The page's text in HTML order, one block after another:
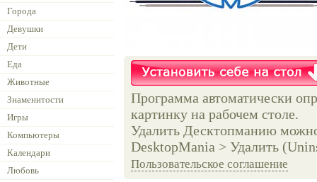
Города
Девушки
Дети
Еда
Животные
Знаменитости
Игры
Компьютеры
Календари
Любовь
Программа автоматически
картинку на рабочем столе.
Удалить Десктопманию
DesktopMania > Удалить
Пользовательское соглашение